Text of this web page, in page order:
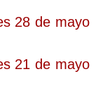
28 de mayo
21 de mayo